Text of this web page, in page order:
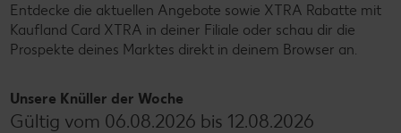
Entdecke die aktuellen Angebote sowie XTRA Rabatte mit
Kaufland Card XTRA in deiner Filiale oder schau dir die
Prospekte deines Marktes direkt in deinem Browser an.
Unsere Knüller der Woche
Gültig vom 06.08.2026 bis 12.08.2026